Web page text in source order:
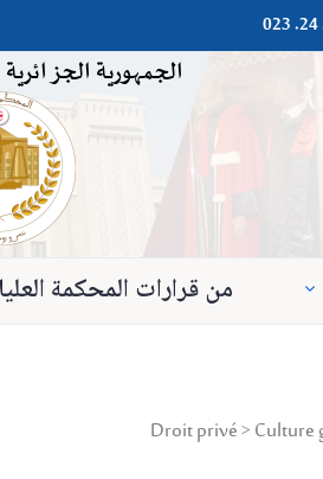
الجمهورية
من قرارات المحكمة العليا